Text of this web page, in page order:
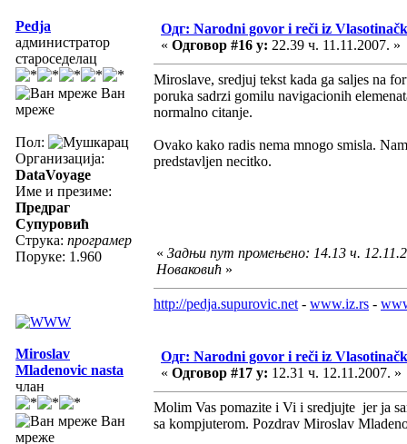
Pedja
администратор
староседелац
Ван
мреже
Пол:
Организација:
DataVoyage
Име и презиме:
Предраг
Супуровић
Струка: програмер
Поруке: 1.960
Одг: Narodni govor i reči iz
« Одговор #16 у: 22.39 ч. 11.11.2007. »
Miroslave, sredjuj tekst kada ga saljes na
poruka sadrzi gomilu navigacionih
normalno citanje.
Ovako kako radis nema mnogo smisla.
predstavljen necitko.
« Задњи пут промењено: 14.13 ч.
Новаковић »
http://pedja.supurovic.net - www.iz.rs -
Miroslav
Mladenovic nasta
члан
Ван
мреже
Одг: Narodni govor i reči iz
« Одговор #17 у: 12.31 ч. 12.11.2007. »
Molim Vas pomazite i Vi i sredjujte jer ja
sa kompjuterom. Pozdrav Miroslav